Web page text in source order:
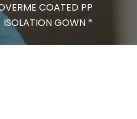
COATED PP
ISOLATION GOWN *